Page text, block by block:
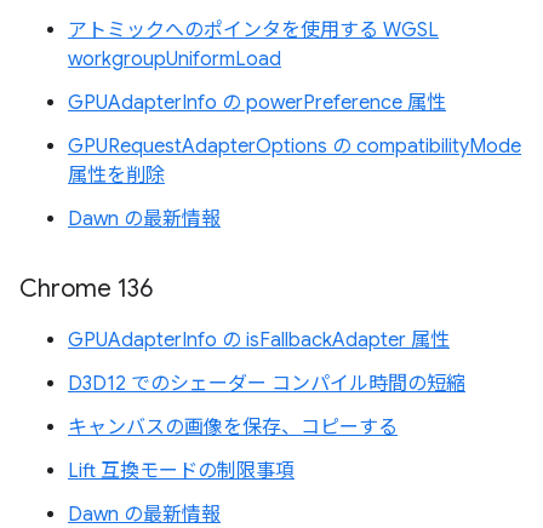
アトミックへのポインタを使用する WGSL
workgroupUniformLoad
GPUAdapterInfo の powerPreference 属性
GPURequestAdapterOptions の compatibilityMode
属性を削除
Dawn の最新情報
Chrome 136
GPUAdapterInfo の isFallbackAdapter 属性
D3D12 でのシェーダー コンパイル時間の短縮
キャンバスの画像を保存、コピーする
Lift 互換モードの制限事項
Dawn の最新情報